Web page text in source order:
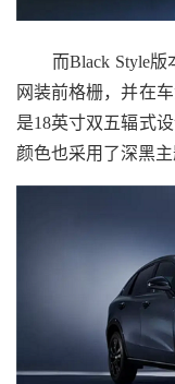
而Black Style版
网装前格栅，并在
是18英寸双五辐式
颜色也采用了深黑主